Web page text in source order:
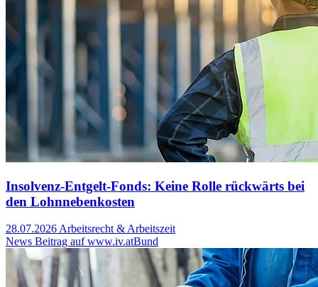
Insolvenz-Entgelt-Fonds: Keine Rolle rückwärts bei
den Lohnnebenkosten
28.07.2026 Arbeitsrecht & Arbeitszeit
News Beitrag auf www.iv.atBund